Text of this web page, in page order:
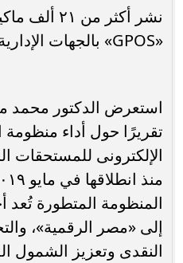
نشر أكثر من
«GPOS» بالجهات الإدارية
استعرض الدكتور محمد
تقريرًا حول أداء منظومة
المنظومة المتطورة تُعد
إلى «مصر الرقمية»،
النقدى وتعزيز الشمول